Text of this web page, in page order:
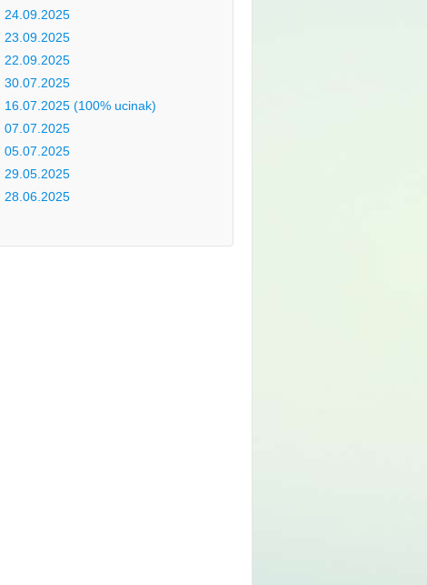
24.09.2025
23.09.2025
22.09.2025
30.07.2025
16.07.2025 (100% ucinak)
07.07.2025
05.07.2025
29.05.2025
28.06.2025